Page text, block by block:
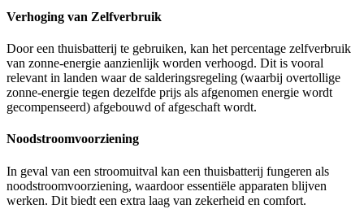
Verhoging van Zelfverbruik
Door een thuisbatterij te gebruiken, kan het percentage zelfverbruik
van zonne-energie aanzienlijk worden verhoogd. Dit is vooral
relevant in landen waar de salderingsregeling (waarbij overtollige
zonne-energie tegen dezelfde prijs als afgenomen energie wordt
gecompenseerd) afgebouwd of afgeschaft wordt.
Noodstroomvoorziening
In geval van een stroomuitval kan een thuisbatterij fungeren als
noodstroomvoorziening, waardoor essentiële apparaten blijven
werken. Dit biedt een extra laag van zekerheid en comfort.